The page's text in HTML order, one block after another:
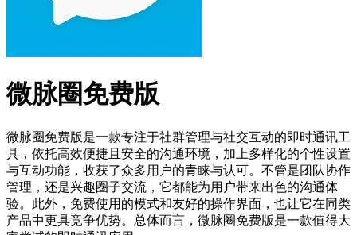
微脉圈免费版
微脉圈免费版是一款专注于社群管理与社交互动的即时通讯工
具，依托高效便捷且安全的沟通环境，加上多样化的个性设置
与互动功能，收获了众多用户的青睐与认可。不管是团队协作
管理，还是兴趣圈子交流，它都能为用户带来出色的沟通体
验。此外，免费使用的模式和友好的操作界面，也让它在同类
产品中更具竞争优势。总体而言，微脉圈免费版是一款值得大